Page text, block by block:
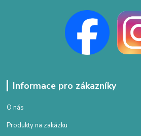
Informace pro zákazníky
O nás
Produkty na zakázku